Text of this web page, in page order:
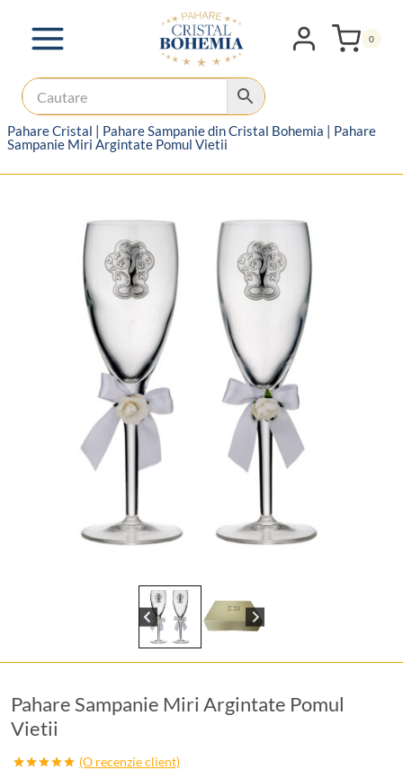
0
Pahare Cristal | Pahare Sampanie din Cristal Bohemia | Pahare
Sampanie Miri Argintate Pomul Vietii
Pahare Sampanie Miri Argintate Pomul
Vietii
(O recenzie client)